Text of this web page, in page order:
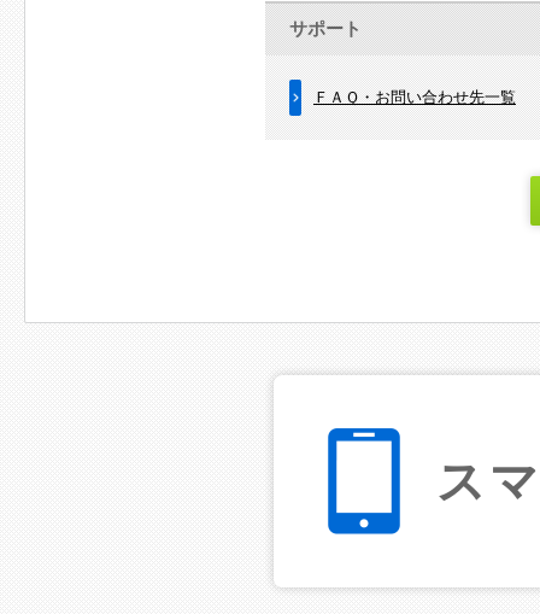
サポート
ＦＡＱ・お問い合わせ先一覧
ス